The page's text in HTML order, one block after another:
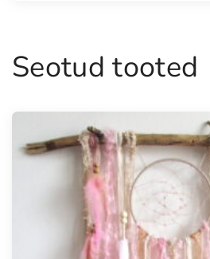
Seotud tooted